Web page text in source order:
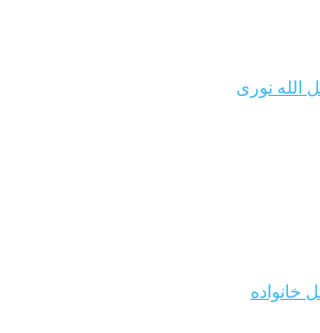
الله نوری
خانواده